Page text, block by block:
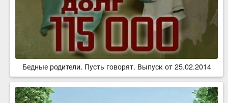
Бедные родители. Пусть говорят. Выпуск от 25.02.2014